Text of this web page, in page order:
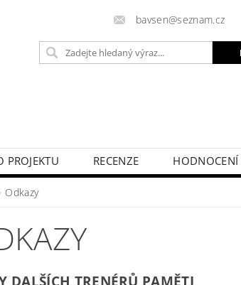
bavsen@seznam.cz
PROJEKTU RECENZE
Odkazy
DALŠÍCH TRENÉRŮ PAMĚTI